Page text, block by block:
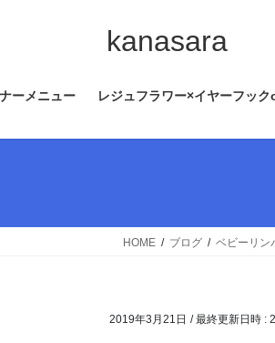
ツ
ス
シ
ン
kanasara
ーメニュー レジュフラワー×イヤーフッ
HOME ブログ ベビーリン
2019年3月21日 / 最終更新日時 :